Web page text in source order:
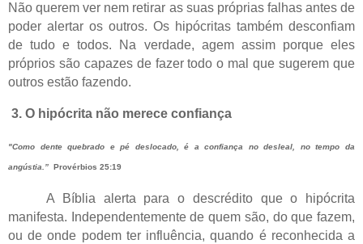
Não querem ver nem retirar as suas próprias falhas antes de
poder alertar os outros. Os hipócritas também desconfiam
de tudo e todos. Na verdade, agem assim porque eles
próprios são capazes de fazer todo o mal que sugerem que
outros estão fazendo.
3. O hipócrita não merece confiança
"Como dente quebrado e pé deslocado, é a confiança no desleal, no tempo da
angústia.” Provérbios 25:19
A Bíblia alerta para o descrédito que o hipócrita
manifesta. Independentemente de quem são, do que fazem,
ou de onde podem ter influência, quando é reconhecida a